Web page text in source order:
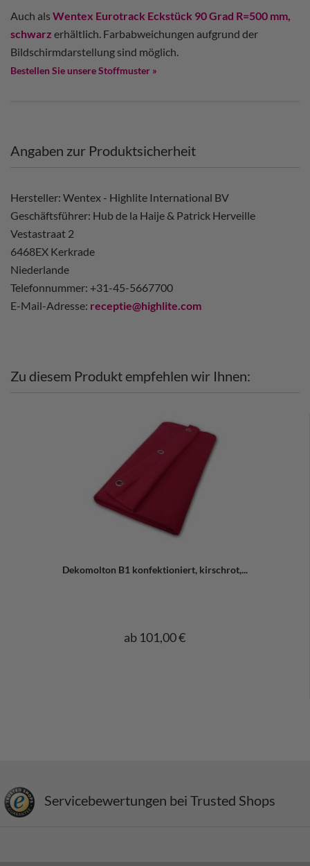
Auch als Wentex Eurotrack Eckstück 90 Grad R=500 mm,
schwarz erhältlich. Farbabweichungen aufgrund der
Bildschirmdarstellung sind möglich.
Bestellen Sie unsere Stoffmuster »
Angaben zur Produktsicherheit
Hersteller: Wentex - Highlite International BV
Geschäftsführer: Hub de la Haije & Patrick Herveille
Vestastraat 2
6468EX Kerkrade
Niederlande
Telefonnummer: +31-45-5667700
E-Mail-Adresse: receptie@highlite.com
Zu diesem Produkt empfehlen wir Ihnen:
Dekomolton B1 konfektioniert, kirschrot,...
ab 101,00 €
Servicebewertungen bei Trusted Shops